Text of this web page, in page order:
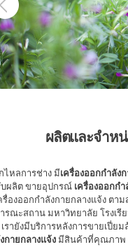
ผลิตและจำหน่
ไหลการช่าง มีเครื่องออกกำลัง
บผลิต ขายอุปกรณ์ เครื่องออกก
รื่องออกกำลังกายกลางแจ้ง ตา
รณะสถาน มหาวิทยาลัย โรงเ
เรายังมีบริการหลังการขายเปี่
กายกลางแจ้งมีสินค้าที่คุณภาพ